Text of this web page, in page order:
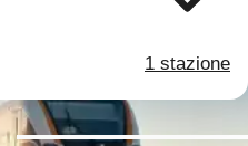
1 stazione